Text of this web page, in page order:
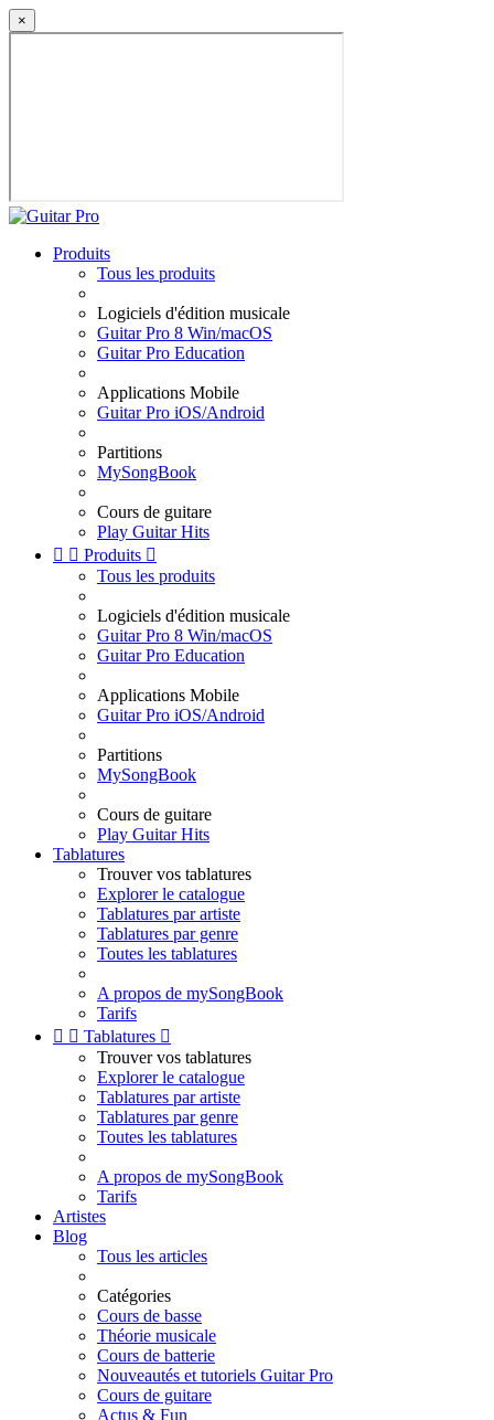
×
Produits
Tous les produits
Logiciels d'édition musicale
Guitar Pro 8 Win/macOS
Guitar Pro Education
Applications Mobile
Guitar Pro iOS/Android
Partitions
MySongBook
Cours de guitare
Play Guitar Hits
  Produits 
Tous les produits
Logiciels d'édition musicale
Guitar Pro 8 Win/macOS
Guitar Pro Education
Applications Mobile
Guitar Pro iOS/Android
Partitions
MySongBook
Cours de guitare
Play Guitar Hits
Tablatures
Trouver vos tablatures
Explorer le catalogue
Tablatures par artiste
Tablatures par genre
Toutes les tablatures
A propos de mySongBook
Tarifs
  Tablatures 
Trouver vos tablatures
Explorer le catalogue
Tablatures par artiste
Tablatures par genre
Toutes les tablatures
A propos de mySongBook
Tarifs
Artistes
Blog
Tous les articles
Catégories
Cours de basse
Théorie musicale
Cours de batterie
Nouveautés et tutoriels Guitar Pro
Cours de guitare
Actus & Fun